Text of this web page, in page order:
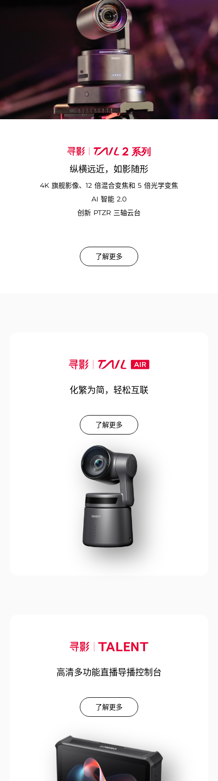
纵横远近，如影随形
4K 旗舰影像、12 倍混合变焦和 5 倍光学变焦
AI 智能 2.0
创新 PTZR 三轴云台
了解更多
化繁为简，轻松互联
了解更多
高清多功能直播导播控制台
了解更多